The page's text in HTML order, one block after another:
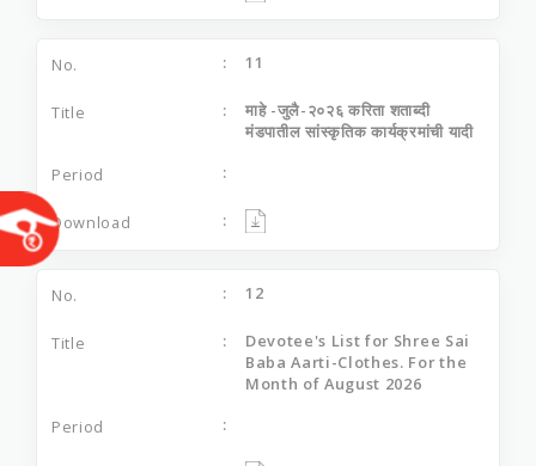
11
माहे -जुलै-२०२६ करिता शताब्‍दी
मंडपातील सांस्‍कृतिक कार्यक्रमांची यादी
12
Devotee's List for Shree Sai
Baba Aarti-Clothes. For the
Month of August 2026